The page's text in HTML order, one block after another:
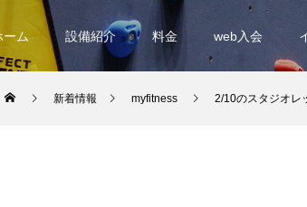
ーム 設備紹介 料金 web入会
新着情報 myfitness 2/10のスタジオレ